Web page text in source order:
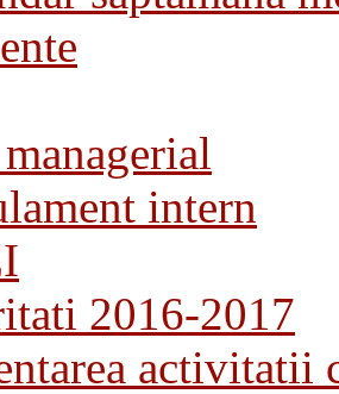
intern
2016-2017
activitatii